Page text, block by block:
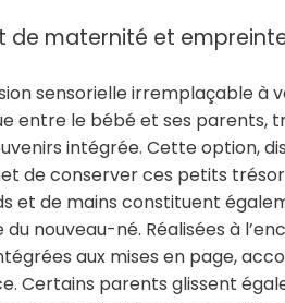
de maternité et
sensorielle irremplaçable à
entre le bébé et ses parents,
intégrée. Cette option,
de conserver ces petits
et de mains constituent
nouveau-né. Réalisées à
aux mises en page,
Certains parents glissent